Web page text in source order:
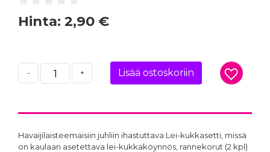
Hinta: 2,90 €
- + Lisää ostoskoriin
Havaijilaisteemaisiin juhliin ihastuttava Lei-kukkasetti, missä
on kaulaan asetettava lei-kukkaköynnös, rannekorut (2 kpl)